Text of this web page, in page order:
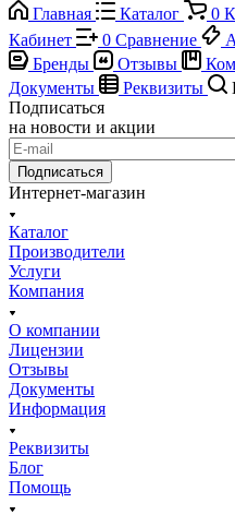
Главная
Каталог 0
Кабинет
0 Сравнение
Бренды
Отзывы
Документы
Реквизиты
Подписаться
на новости и акции
Подписаться
Интернет-магазин
Каталог
Производители
Услуги
Компания
О компании
Лицензии
Отзывы
Документы
Информация
Реквизиты
Блог
Помощь